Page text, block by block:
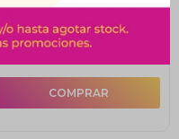
Caja Organizadora
Amore Rosa
$ 414